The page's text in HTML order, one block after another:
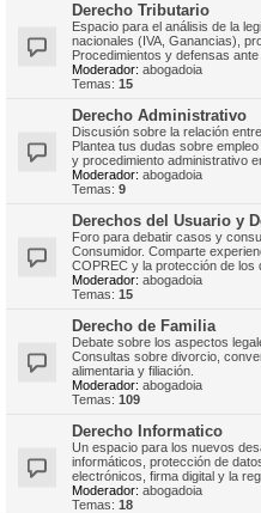
Derecho Tributario
Espacio para el análisis de la
nacionales (IVA, Ganancias),
Procedimientos y defensas ante
Moderador: abogadoia
Temas: 15
Derecho Administrativo
Discusión sobre la relación
Plantea tus dudas sobre
y procedimiento administrativo
Moderador: abogadoia
Temas: 9
Derechos del Usuario y
Foro para debatir casos y
Consumidor. Comparte
COPREC y la protección de los
Moderador: abogadoia
Temas: 15
Derecho de Familia
Debate sobre los aspectos
Consultas sobre divorcio,
alimentaria y filiación.
Moderador: abogadoia
Temas: 109
Derecho Informatico
Un espacio para los nuevos
informáticos, protección de
electrónicos, firma digital y la
Moderador: abogadoia
Temas: 18